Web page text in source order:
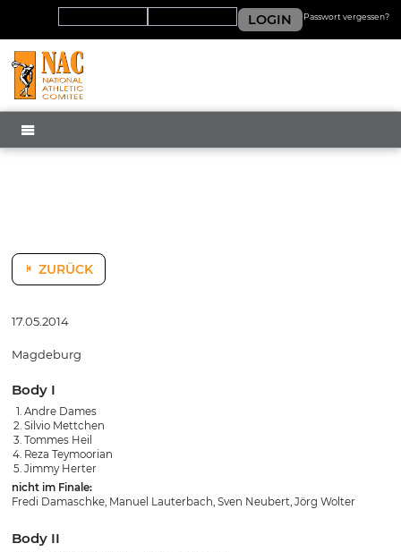
Passwort vergessen?
LOGIN
MENÜ
ZURÜCK
17.05.2014
Magdeburg
Body I
Andre Dames
Silvio Mettchen
Tommes Heil
Reza Teymoorian
Jimmy Herter
nicht im Finale:
Fredi Damaschke, Manuel Lauterbach, Sven Neubert, Jörg Wolter
Body II